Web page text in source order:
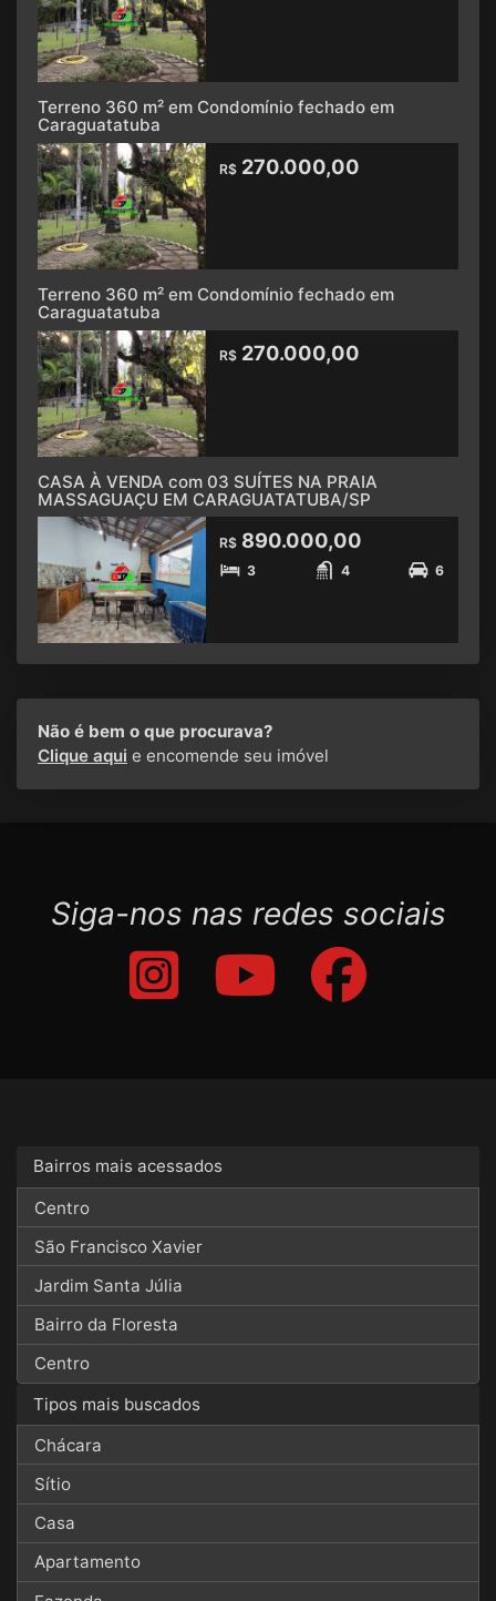
Terreno 360 m² em Condomínio fechado em
Caraguatatuba
R$ 270.000,00
Terreno 360 m² em Condomínio fechado em
Caraguatatuba
R$ 270.000,00
CASA À VENDA com 03 SUÍTES NA PRAIA
MASSAGUAÇU EM CARAGUATATUBA/SP
R$ 890.000,00
3 4 6
Não é bem o que procurava?
Clique aqui e encomende seu imóvel
Siga-nos nas redes sociais
Bairros mais acessados
Centro
São Francisco Xavier
Jardim Santa Júlia
Bairro da Floresta
Centro
Tipos mais buscados
Chácara
Sítio
Casa
Apartamento